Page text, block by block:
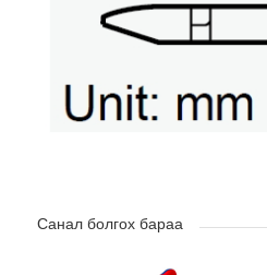
Санал болгох бараа